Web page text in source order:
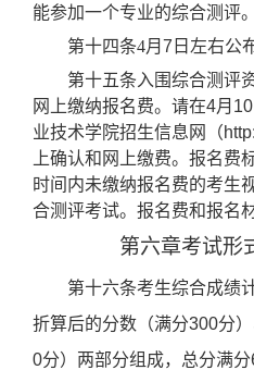
能参加一个专业的综合测评。
第十四条4月 7 日左右公
第十五条入围综合测评
网上缴纳报名费。请在4月10
业技术学院招生信息网（
上确认和 网上缴费。报名费
时间 内未缴纳报名费的考生
合测评考试。 报名费和报名
第六章考试形
第十六条考生综合成绩
折算后的分数 （满分300分
0分） 两部分组成，总分满分